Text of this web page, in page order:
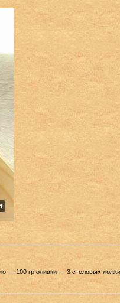
— 100 гр;оливки — 3 столовых